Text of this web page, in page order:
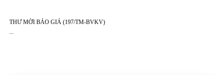
THƯ MỜI BÁO GIÁ (197/TM-BVKV)